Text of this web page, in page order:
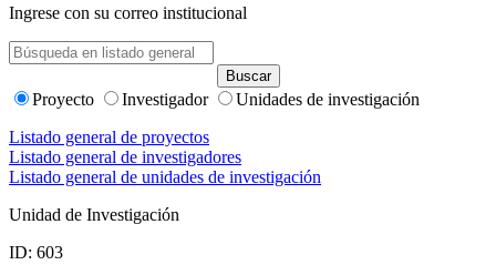
Ingrese con su correo institucional
Proyecto Investigador
Unidades de investigación
Listado general de proyectos
Listado general de investigadores
Listado general de unidades de investigación
Unidad de Investigación
ID: 603